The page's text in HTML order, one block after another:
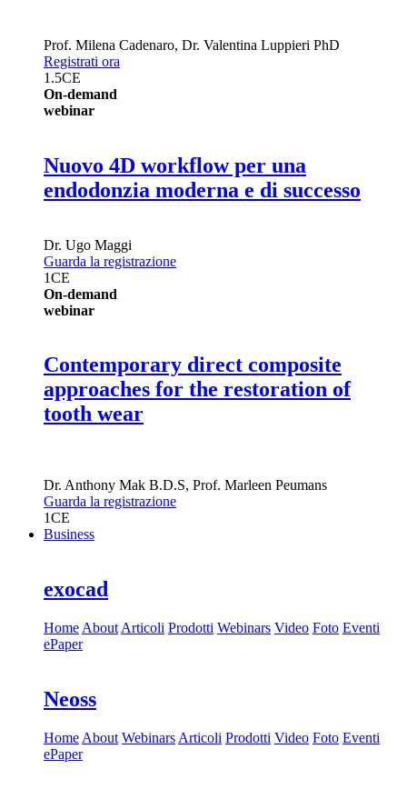
Prof. Milena Cadenaro, Dr. Valentina Luppieri PhD
Registrati ora
1.5CE
On-demand
webinar
Nuovo 4D workflow per una
endodonzia moderna e di successo
Dr. Ugo Maggi
Guarda la registrazione
1CE
On-demand
webinar
Contemporary direct composite
approaches for the restoration of
tooth wear
Dr. Anthony Mak B.D.S, Prof. Marleen Peumans
Guarda la registrazione
1CE
Business
exocad
Home About Articoli Prodotti Webinars Video Foto Eventi
ePaper
Neoss
Home About Webinars Articoli Prodotti Video Foto Eventi
ePaper